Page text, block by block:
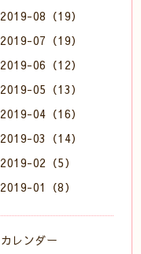
2019-08（19）
2019-07（19）
2019-06（12）
2019-05（13）
2019-04（16）
2019-03（14）
2019-02（5）
2019-01（8）
カレンダー